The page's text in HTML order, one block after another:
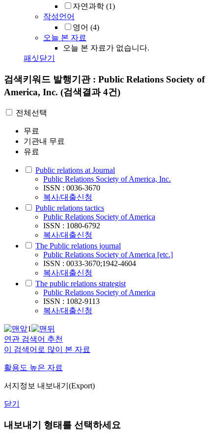
자연과학 (1)
작성언어
영어 (4)
오늘 본 자료
오늘 본 자료가 없습니다.
패싯닫기
검색키워드 발행기관 : Public Relations Society of
America, Inc. (검색결과 4건)
전체선택
무료
기관내 무료
유료
Public relations at Journal
Public Relations Society of America, Inc.
ISSN : 0036-3670
복사/대출신청
Public relations tactics
Public Relations Society of America
ISSN : 1080-6792
복사/대출신청
The Public relations journal
Public Relations Society of America [etc.]
ISSN : 0033-3670;1942-4604
복사/대출신청
The public relations strategist
Public Relations Society of America
ISSN : 1082-9113
복사/대출신청
1
연관 검색어 추천
이 검색어로 많이 본 자료
활용도 높은 자료
서지정보 내보내기(Export)
닫기
내보내기 형태를 선택하세요